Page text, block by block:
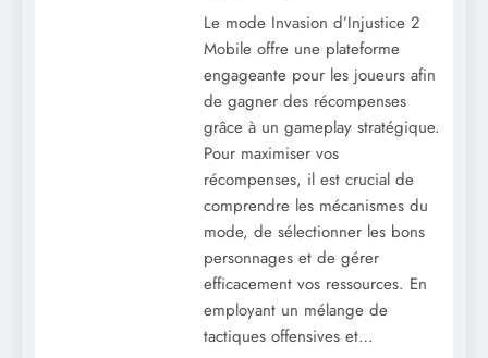
Injustice 2 Mobile : Mises à jour des
récompenses de connexion quotidienne,
Notes de mise à jour, Nouvelles
Le mode Invasion d’Injustice 2
Mobile offre une plateforme
engageante pour les joueurs afin
de gagner des récompenses
grâce à un gameplay stratégique.
Pour maximiser vos
récompenses, il est crucial de
comprendre les mécanismes du
mode, de sélectionner les bons
personnages et de gérer
efficacement vos ressources. En
employant un mélange de
tactiques offensives et…